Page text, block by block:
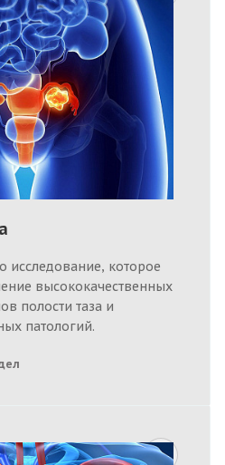
исследование, которое
высококачественных
полости таза и
патологий.